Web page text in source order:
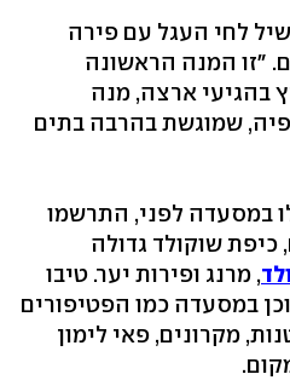
לחי העגל עם פירה
"זו המנה הראשונה
בהגיעי ארצה, מנה
שמוגשת בהרבה בתים
במסעדה לפני, התרשמו
שוקולד גדולה
, מרנג ופירות יער. טיבו
במסעדה כמו הפטיפורים
מקרונים, פאי לימון